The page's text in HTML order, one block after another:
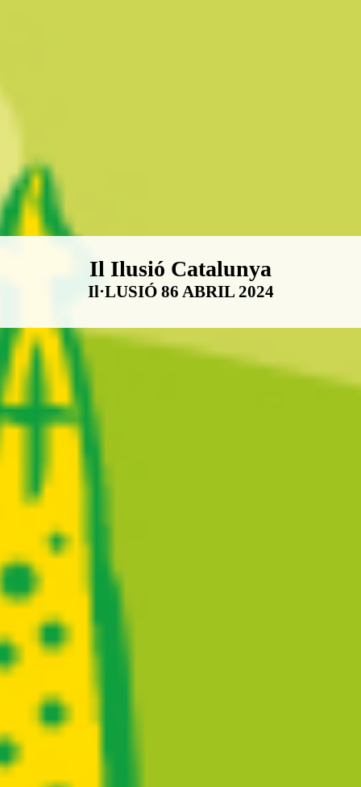
Boletín Il·lusió Catalunya
Il Ilusió Catalunya
Il·LUSIÓ 86 ABRIL 2024